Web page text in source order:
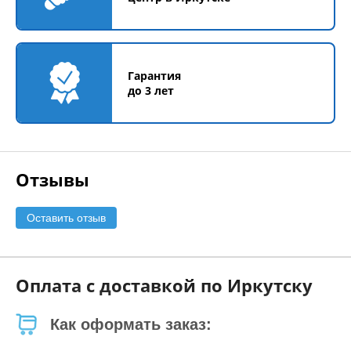
Гарантия
до 3 лет
Отзывы
Оставить отзыв
Оплата с доставкой по Иркутску
Как оформать заказ: